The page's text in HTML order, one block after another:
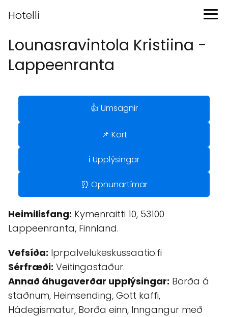
Hotelli
Lounasravintola Kristiina -
Lappeenranta
👍 Umsagnir
📌 Kort
ℹ️ Upplýsingar
⏰ Opnunartímar
Heimilisfang: Kymenraitti 10, 53100
Lappeenranta, Finnland.
Vefsíða: lprpalvelukeskussaatio.fi
Sérfræði: Veitingastaður.
Annað áhugaverðar upplýsingar: Borða á
staðnum, Heimsending, Gott kaffi,
Hádegismatur, Borða einn, Inngangur með